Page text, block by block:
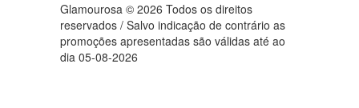
Glamourosa © 2026 Todos os direitos
reservados / Salvo indicação de contrário as
promoções apresentadas são válidas até ao
dia 05-08-2026